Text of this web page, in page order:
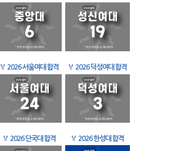
🏅 2026 서울여대 합격 🏅 2026 덕성여대 합격
🏅 2026 단국대 합격 🏅 2026 한성대 합격